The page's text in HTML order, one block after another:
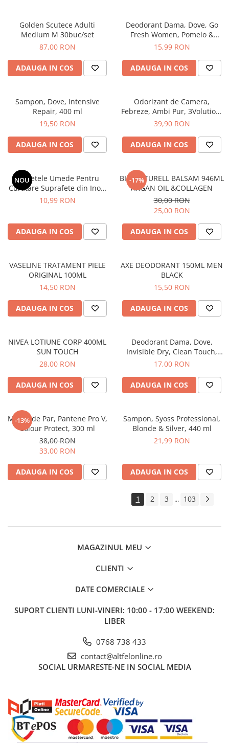
Pentru Femei
Unisex
Produse Barbierit
After Shave
After Shave Balsam
Geluri si Spume de Ras
Ingrijire Barba
Seturi Cadou
Pentru Femei
Uz Sanitar
Golden Scutece Adulti
Medium M 30buc/set
87,00 RON
ADAUGA IN COS
Deodorant Dama, Dove, Go
Fresh Women, Pomelo &
Lemongrass, Spray, 150 ml
15,99 RON
ADAUGA IN COS
Sampon, Dove, Intensive
Repair, 400 ml
19,50 RON
ADAUGA IN COS
Odorizant de Camera,
Febreze, Ambi Pur, 3Volution,
Aparat Electric + Rezerva,
39,90 RON
ADAUGA IN COS
NOU
Servetele Umede Pentru
Curatare Suprafete din Inox,
Green Shield, 70 buc
10,99 RON
ADAUGA IN COS
-17%
BIO NATURELL BALSAM 946ML
ARGAN OIL &COLLAGEN
30,00 RON
25,00 RON
ADAUGA IN COS
VASELINE TRATAMENT PIELE
ORIGINAL 100ML
14,50 RON
ADAUGA IN COS
AXE DEODORANT 150ML MEN
BLACK
15,50 RON
ADAUGA IN COS
NIVEA LOTIUNE CORP 400ML
SUN TOUCH
28,00 RON
ADAUGA IN COS
Deodorant Dama, Dove,
Invisible Dry, Clean Touch,
Spray, 150 ml
17,00 RON
ADAUGA IN COS
-13%
Masca de Par, Pantene Pro V,
Colour Protect, 300 ml
38,00 RON
33,00 RON
ADAUGA IN COS
Sampon, Syoss Professional,
Blonde & Silver, 440 ml
21,99 RON
ADAUGA IN COS
1 2 3 ... 103
MAGAZINUL MEU
CLIENTI
DATE COMERCIALE
SUPORT CLIENTI LUNI-VINERI: 10:00 - 17:00 WEEKEND:
LIBER
0768 738 433
contact@altfelonline.ro
SOCIAL URMARESTE-NE IN SOCIAL MEDIA